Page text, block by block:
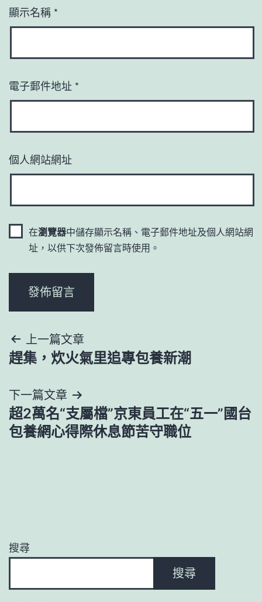
顯示名稱 *
電子郵件地址 *
個人網站網址
在瀏覽器中儲存顯示名稱、電子郵件地址及個人網站網
址，以供下次發佈留言時使用。
文
章
導
覽
上一篇文章
趕集，炊火氣里追專包養新潮
下一篇文章
超2萬名“支屬檔”京東員工在“五一”國台
包養網心得際休息節苦守職位
搜尋
搜尋